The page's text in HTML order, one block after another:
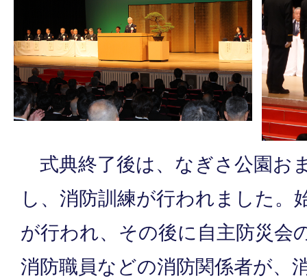
式典終了後は、なぎさ公園お
し、消防訓練が行われました。
が行われ、その後に自主防災会
消防職員などの消防関係者が、